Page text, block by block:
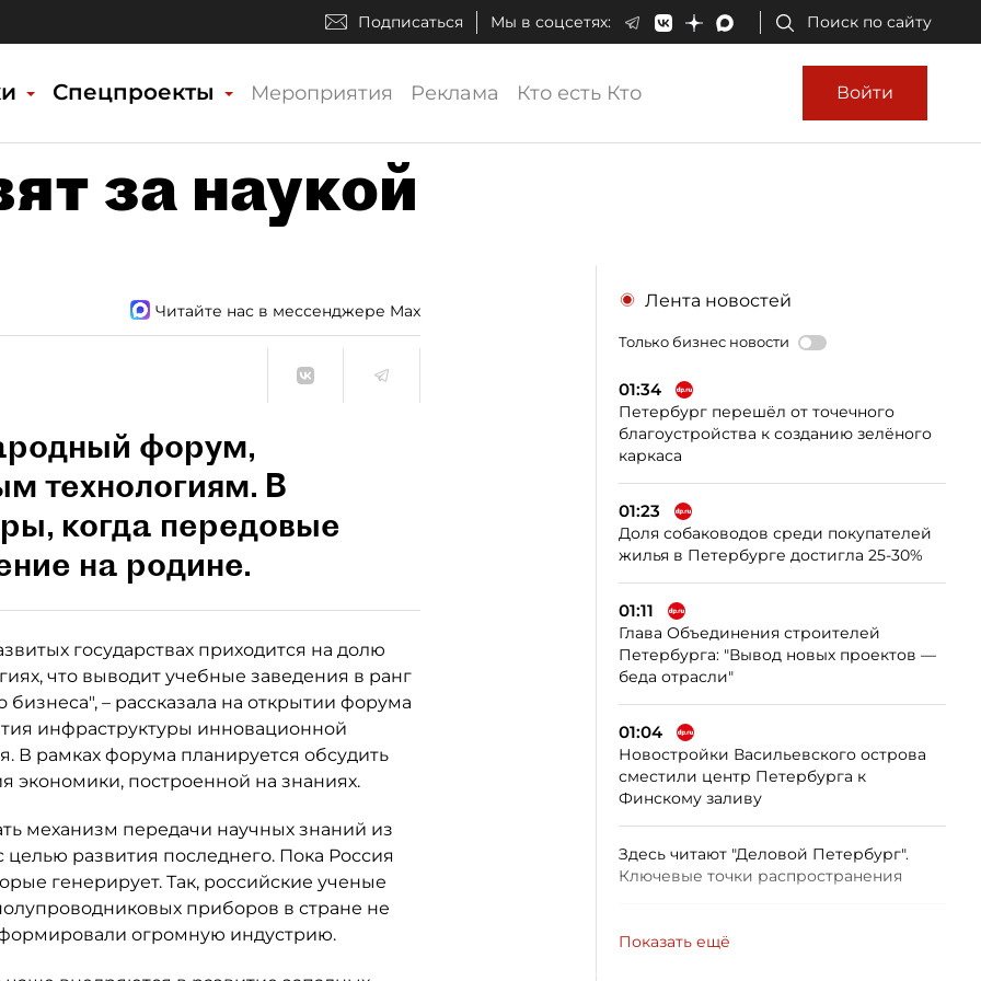
Подписаться Мы в соцсетях: Поиск по сайту
Спецпроекты Мероприятия Реклама Кто есть Кто Войти
за наукой
Читайте нас в мессенджере Max
форум,
технологиям. В
когда передовые
на родине.
государствах приходится на долю
что выводит учебные заведения в ранг
– рассказала на открытии форума
инфраструктуры инновационной
В рамках форума планируется обсудить
построенной на знаниях.
механизм передачи научных знаний из
развития последнего. Пока Россия
генерирует. Так, российские ученые
приборов в стране не
огромную индустрию.
Лента новостей
Только бизнес новости
01:34
Петербург перешёл от точечного
благоустройства к созданию зелёного
каркаса
01:23
Доля собаководов среди покупателей
жилья в Петербурге достигла 25-30%
01:11
Глава Объединения строителей
Петербурга: "Вывод новых проектов —
беда отрасли"
01:04
Новостройки Васильевского острова
сместили центр Петербурга к
Финскому заливу
Здесь читают "Деловой Петербург".
Ключевые точки распространения
Показать ещё